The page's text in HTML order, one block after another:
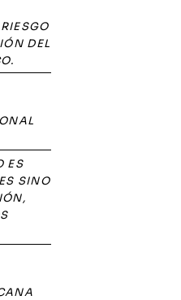
DEL
ES
SINO